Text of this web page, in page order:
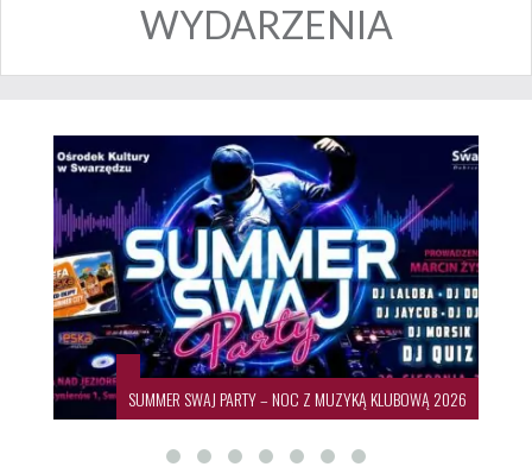
WYDARZENIA
2026 19. Międzynarodowy Festiwal Sztuki Ludowej